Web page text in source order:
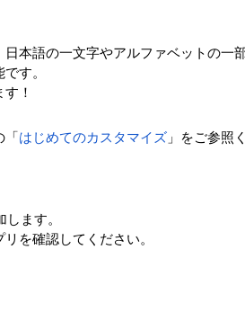
日本語の一文字やアルファベットの一
す。
！
はじめてのカスタマイズ 」をご参照
します。
を確認してください。